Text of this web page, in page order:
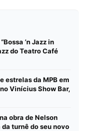
‘n Jazz in
do Teatro Café
estrelas da MPB em
Vinícius Show Bar,
obra de Nelson
turnê do seu novo